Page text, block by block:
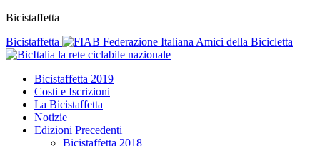
Bicistaffetta
Bicistaffetta
Federazione Italiana Amici della Bicicletta
la rete ciclabile nazionale
Bicistaffetta 2019
Costi e Iscrizioni
La Bicistaffetta
Notizie
Edizioni Precedenti
Bicistaffetta 2018